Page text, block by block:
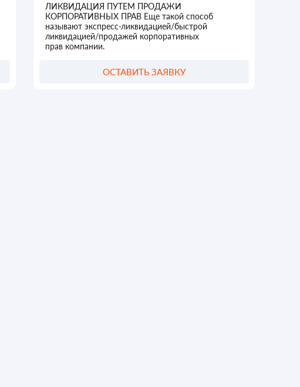
ЛИКВИДАЦИЯ ПУТЕМ ПРОДАЖИ
КОРПОРАТИВНЫХ ПРАВ Еще такой способ
называют экспресс-ликвидацией/быстрой
ликвидацией/продажей корпоративных
прав компании.
ОСТАВИТЬ ЗАЯВКУ